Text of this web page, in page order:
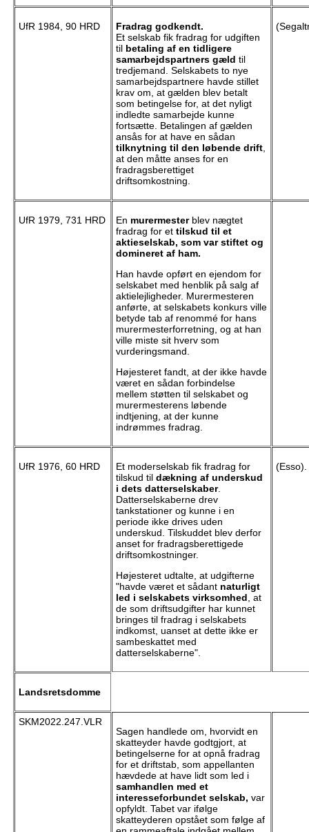
UfR 1984, 90 HRD
Fradrag godkendt.
Et selskab fik fradrag for udgiften
til betaling af en tidligere
samarbejdspartners gæld til
tredjemand. Selskabets to nye
samarbejdspartnere havde stillet
krav om, at gælden blev betalt
som betingelse for, at det nyligt
indledte samarbejde kunne
fortsætte. Betalingen af gælden
ansås for at have en sådan
tilknytning til den løbende drift,
at den måtte anses for en
fradragsberettiget
driftsomkostning.
UfR 1979, 731 HRD En murermesterblev nægtet
fradrag for et tilskud til et
aktieselskab, som var stiftet og
domineret af ham.
Han havde opført en ejendom for
selskabet med henblik på salg af
aktielejligheder. Murermesteren
anførte, at selskabets konkurs ville
betyde tab af renommé for hans
murermesterforretning, og at han
ville miste sit hverv som
vurderingsmand.
Højesteret fandt, at der ikke havde
været en sådan forbindelse
mellem støtten til selskabet og
murermesterens løbende
indtjening, at der kunne
indrømmes fradrag.
UfR 1976, 60 HRD
Et moderselskab fik fradrag for
tilskud til dækning af underskud
i dets datterselskaber.
Datterselskaberne drev
tankstationer og kunne i en
periode ikke drives uden
underskud. Tilskuddet blev derfor
anset for fradragsberettigede
driftsomkostninger.
Højesteret udtalte, at udgifterne
"havde været et sådant naturligt
led i selskabets virksomhed , at
de som driftsudgifter har kunnet
bringes til fradrag i selskabets
indkomst, uanset at dette ikke er
sambeskattet med
datterselskaberne".
(Esso).
Landsretsdomme
SKM2022.247.VLR
Sagen handlede om, hvorvidt en
skatteyder havde godtgjort, at
betingelserne for at opnå fradrag
for et driftstab, som appellanten
hævdede at have lidt som led i
samhandlen med et
interesseforbundet selskab, var
opfyldt. Tabet var ifølge
skatteyderen opstået som følge af